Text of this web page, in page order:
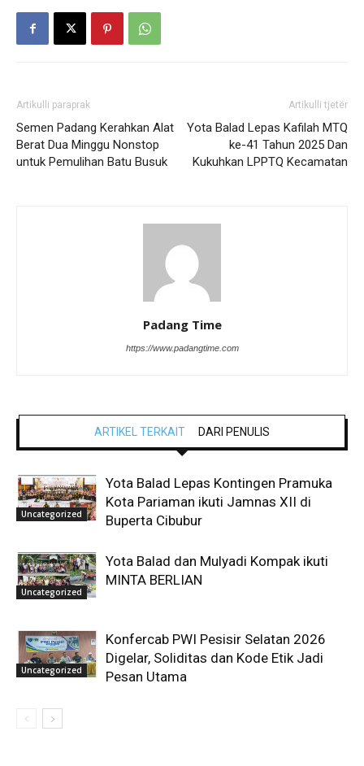
Artikulli paraprak
Semen Padang Kerahkan Alat
Berat Dua Minggu Nonstop
untuk Pemulihan Batu Busuk
Artikulli tjetër
Yota Balad Lepas Kafilah MTQ
ke-41 Tahun 2025 Dan
Kukuhkan LPPTQ Kecamatan
Padang Time
https://www.padangtime.com
ARTIKEL TERKAIT DARI PENULIS
Uncategorized
Yota Balad Lepas Kontingen Pramuka
Kota Pariaman ikuti Jamnas XII di
Buperta Cibubur
Uncategorized
Yota Balad dan Mulyadi Kompak ikuti
MINTA BERLIAN
Uncategorized
Konfercab PWI Pesisir Selatan 2026
Digelar, Soliditas dan Kode Etik Jadi
Pesan Utama